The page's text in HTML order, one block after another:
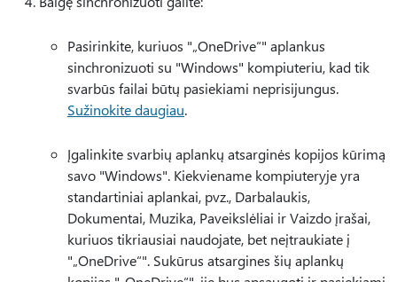
Pasirinkite, kuriuos "„OneDrive“" aplankus
sinchronizuoti su "Windows" kompiuteriu, kad tik
svarbūs failai būtų pasiekiami neprisijungus.
Sužinokite daugiau.
Įgalinkite svarbių aplankų atsarginės kopijos kūrimą
savo "Windows". Kiekviename kompiuteryje yra
standartiniai aplankai, pvz., Darbalaukis,
Dokumentai, Muzika, Paveikslėliai ir Vaizdo įrašai,
kuriuos tikriausiai naudojate, bet neįtraukiate į
"„OneDrive“". Sukūrus atsargines šių aplankų